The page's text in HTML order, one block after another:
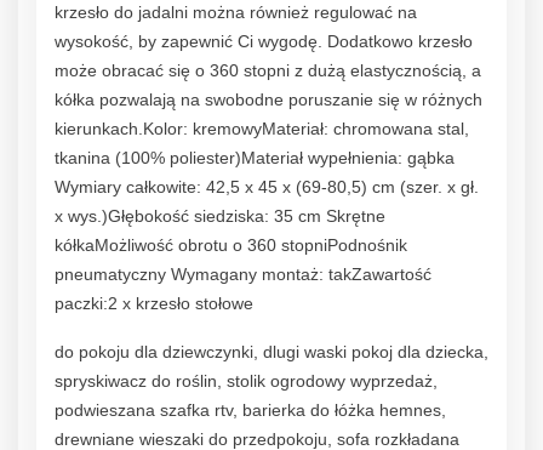
krzesło do jadalni można również regulować na
wysokość, by zapewnić Ci wygodę. Dodatkowo krzesło
może obracać się o 360 stopni z dużą elastycznością, a
kółka pozwalają na swobodne poruszanie się w różnych
kierunkach.Kolor: kremowyMateriał: chromowana stal,
tkanina (100% poliester)Materiał wypełnienia: gąbka
Wymiary całkowite: 42,5 x 45 x (69-80,5) cm (szer. x gł.
x wys.)Głębokość siedziska: 35 cm Skrętne
kółkaMożliwość obrotu o 360 stopniPodnośnik
pneumatyczny Wymagany montaż: takZawartość
paczki:2 x krzesło stołowe
do pokoju dla dziewczynki, dlugi waski pokoj dla dziecka,
spryskiwacz do roślin, stolik ogrodowy wyprzedaż,
podwieszana szafka rtv, barierka do łóżka hemnes,
drewniane wieszaki do przedpokoju, sofa rozkładana